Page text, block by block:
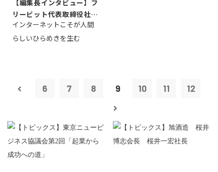
【編集長インタビュー】フ
リービット代表取締役社長
ＣＥＯ 石田...
インターネットこそが人間
らしいひらめきを生む
6 7 8 9 10 11 12